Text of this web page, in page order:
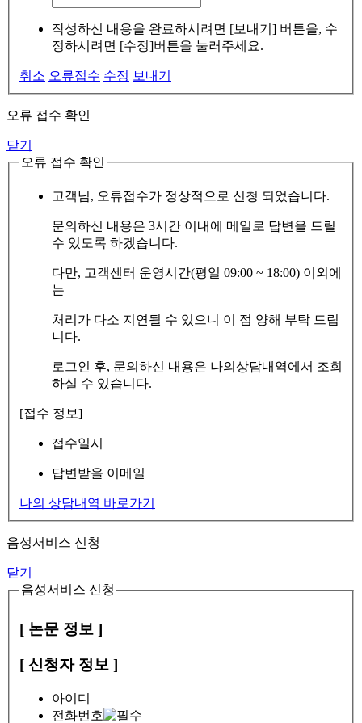
작성하신 내용을 완료하시려면 [보내기] 버튼을, 수
정하시려면 [수정]버튼을 눌러주세요.
취소 오류접수 수정 보내기
오류 접수 확인
닫기
오류 접수 확인
고객님, 오류접수가 정상적으로 신청 되었습니다.
문의하신 내용은 3시간 이내에 메일로 답변을 드릴
수 있도록 하겠습니다.
다만, 고객센터 운영시간(평일 09:00 ~ 18:00) 이외에
는
처리가 다소 지연될 수 있으니 이 점 양해 부탁 드립
니다.
로그인 후, 문의하신 내용은 나의상담내역에서 조회
하실 수 있습니다.
[접수 정보]
접수일시
답변받을 이메일
나의 상담내역 바로가기
음성서비스 신청
닫기
음성서비스 신청
[ 논문 정보 ]
[ 신청자 정보 ]
아이디
전화번호